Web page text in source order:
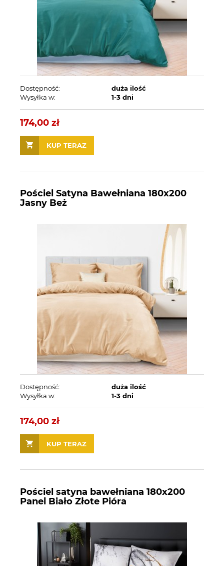
Dostępność:
duża ilość
Wysyłka w:
1-3 dni
174,00 zł
KUP TERAZ
Pościel Satyna Bawełniana 180x200
Jasny Beż
Dostępność:
duża ilość
Wysyłka w:
1-3 dni
174,00 zł
KUP TERAZ
Pościel satyna bawełniana 180x200
Panel Biało Złote Pióra